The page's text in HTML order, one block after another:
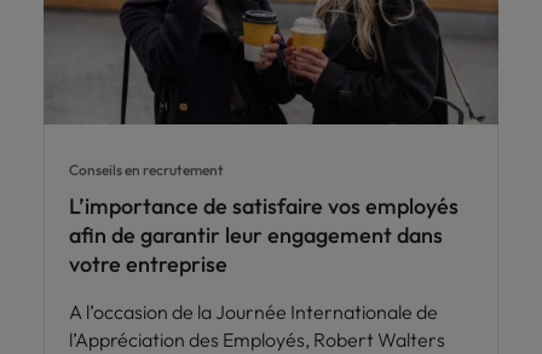
Conseils en recrutement
L’importance de satisfaire vos employés
afin de garantir leur engagement dans
votre entreprise
A l’occasion de la Journée Internationale de
l’Appréciation des Employés, Robert Walters